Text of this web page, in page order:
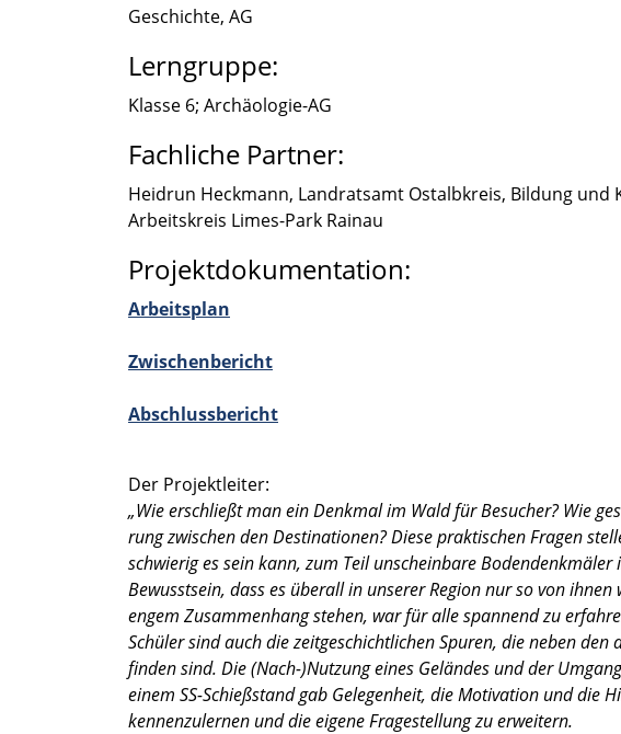
Geschichte, AG
Lerngruppe:
Klasse 6; Archäologie-AG
Fachliche Partner:
Heidrun Heckmann, Landrats­amt Ostalb­kreis, Bildung und
Arbeits­kreis Limes-Park Rainau
Projektdokumentation:
Arbeits­plan
Zwischen­be­richt
Abschluss­be­richt
Der Projekt­lei­ter:
„Wie erschließt man ein Denkmal im Wald für Besucher? Wie
rung zwischen den Desti­na­tio­nen? Diese prakti­schen Fragen
schwie­rig es sein kann, zum Teil unschein­bare
Bewusst­sein, dass es überall in unserer Region nur so von
engem Zusam­men­hang stehen, war für alle spannend zu
Schüler sind auch die zeitge­schicht­li­chen Spuren, die neben
finden sind. Die (Nach-)Nutzung eines Gelän­des und der
einem SS-Schießstand gab Gelegen­heit, die Motiva­tion und die
kennen­zu­ler­nen und die eigene Frage­stel­lung zu erwei­tern.